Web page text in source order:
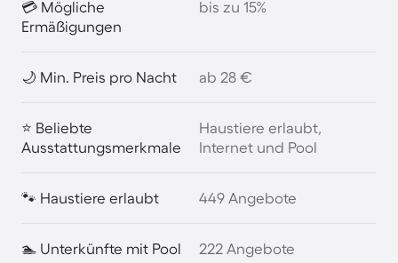
💳 Mögliche
Ermäßigungen
bis zu 15%
🌙 Min. Preis pro Nacht ab 28 €
⭐ Beliebte
Ausstattungsmerkmale
Haustiere erlaubt,
Internet und Pool
🐾 Haustiere erlaubt 449 Angebote
🏊 Unterkünfte mit Pool 222 Angebote